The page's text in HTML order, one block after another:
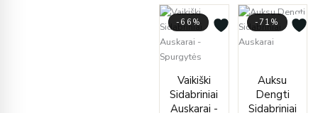
-66%
Vaikiški
Sidabriniai
Auskarai -
was:
price
is:
-71%
Auksu
Dengti
Sidabriniai